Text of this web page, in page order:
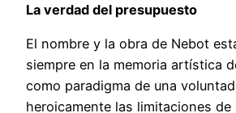
La verdad del presupuesto
El nombre y la obra de Nebot
siempre en la memoria artística
como paradigma de una
heroicamente las limitaciones de